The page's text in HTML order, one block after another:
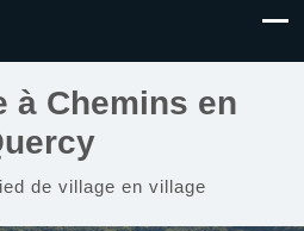
à Chemins en
de village en village